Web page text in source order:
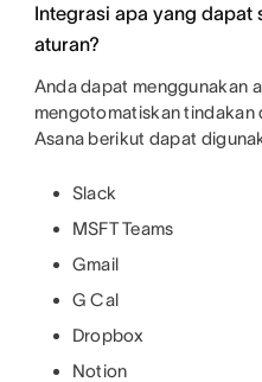
Integrasi apa yang dapat
aturan?
Anda dapat menggunakan
mengotomatiskan tindakan
Asana berikut dapat
Slack
MSFT Teams
Gmail
G Cal
Dropbox
Notion